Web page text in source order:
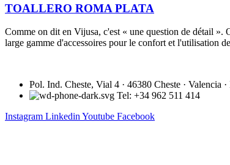
TOALLERO ROMA PLATA
Comme on dit en Vijusa, c'est « une question de détail ».
large gamme d'accessoires pour le confort et l'utilisation
Pol. Ind. Cheste, Vial 4 · 46380 Cheste · Valencia ·
Tel: +34 962 511 414
Instagram Linkedin Youtube Facebook